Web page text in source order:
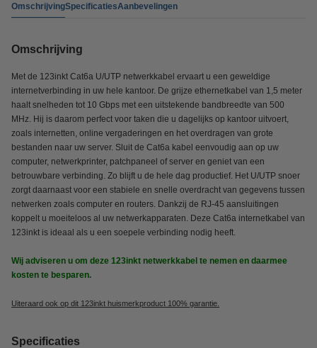
OmschrijvingSpecificatiesAanbevelingen
Omschrijving
Met de 123inkt Cat6a U/UTP netwerkkabel ervaart u een geweldige
internetverbinding in uw hele kantoor. De grijze ethernetkabel van 1,5 meter
haalt snelheden tot 10 Gbps met een uitstekende bandbreedte van 500
MHz. Hij is daarom perfect voor taken die u dagelijks op kantoor uitvoert,
zoals internetten, online vergaderingen en het overdragen van grote
bestanden naar uw server. Sluit de Cat6a kabel eenvoudig aan op uw
computer, netwerkprinter, patchpaneel of server en geniet van een
betrouwbare verbinding. Zo blijft u de hele dag productief. Het U/UTP snoer
zorgt daarnaast voor een stabiele en snelle overdracht van gegevens tussen
netwerken zoals computer en routers. Dankzij de RJ-45 aansluitingen
koppelt u moeiteloos al uw netwerkapparaten. Deze Cat6a internetkabel van
123inkt is ideaal als u een soepele verbinding nodig heeft.
Wij adviseren u om deze 123inkt netwerkkabel te nemen en daarmee
kosten te besparen.
Uiteraard ook op dit 123inkt huismerkproduct 100% garantie.
Specificaties